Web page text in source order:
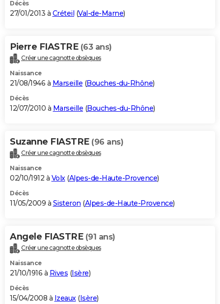
Décès
27/01/2013 à Créteil (Val-de-Marne)
Pierre FIASTRE (63 ans)
Créer une cagnotte obsèques
Naissance
21/08/1946 à Marseille (Bouches-du-Rhône)
Décès
12/07/2010 à Marseille (Bouches-du-Rhône)
Suzanne FIASTRE (96 ans)
Créer une cagnotte obsèques
Naissance
02/10/1912 à Volx(Alpes-de-Haute-Provence)
Décès
11/05/2009 à Sisteron (Alpes-de-Haute-Provence)
Angele FIASTRE (91 ans)
Créer une cagnotte obsèques
Naissance
21/10/1916 à Rives (Isère)
Décès
15/04/2008 à Izeaux(Isère)